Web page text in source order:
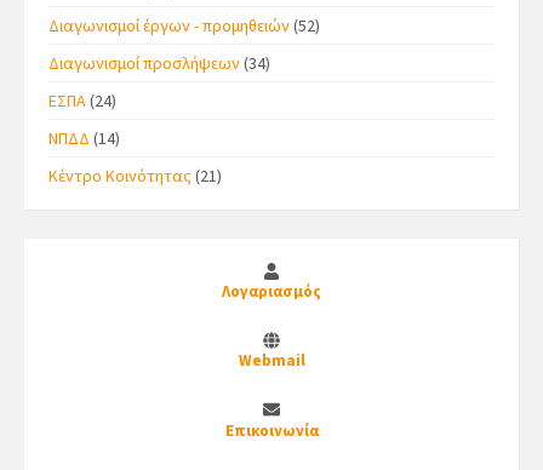
Διαγωνισμοί έργων - προμηθειών(52)
Διαγωνισμοί προσλήψεων(34)
ΕΣΠΑ(24)
ΝΠΔΔ (14)
Κέντρο Κοινότητας(21)
Λογαριασμός
Webmail
Επικοινωνία